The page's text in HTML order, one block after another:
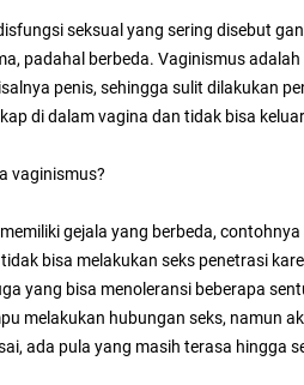
seksual yang sering disebut
padahal berbeda. Vaginismus
penis, sehingga sulit dilakukan
di dalam vagina dan tidak bisa
vaginismus?
gejala yang berbeda,
bisa melakukan seks penetrasi
yang bisa menoleransi beberapa
melakukan hubungan seks, namun
ada pula yang masih terasa hingga